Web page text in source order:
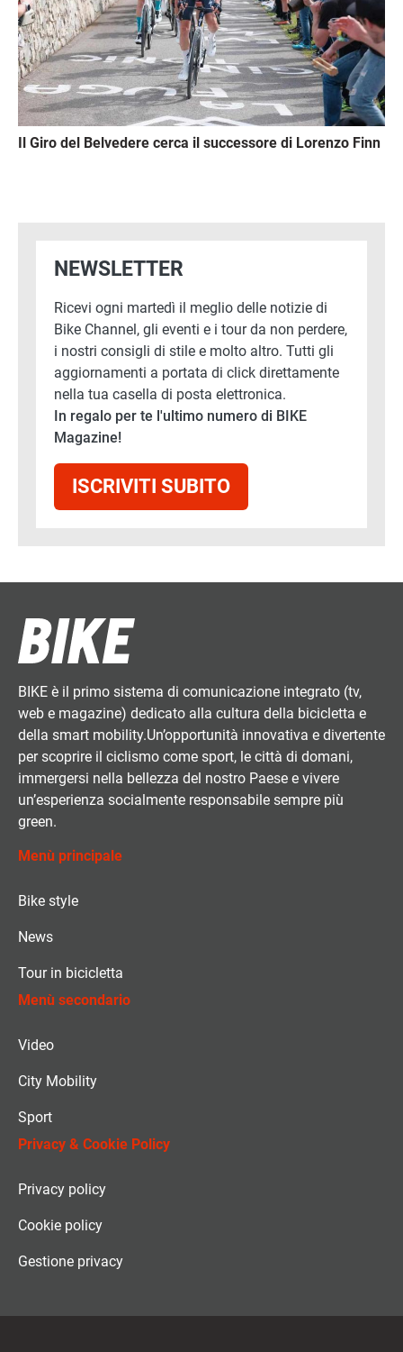
Il Giro del Belvedere cerca il successore di Lorenzo Finn
NEWSLETTER
Ricevi ogni martedì il meglio delle notizie di
Bike Channel, gli eventi e i tour da non perdere,
i nostri consigli di stile e molto altro. Tutti gli
aggiornamenti a portata di click direttamente
nella tua casella di posta elettronica.
In regalo per te l'ultimo numero di BIKE
Magazine!
ISCRIVITI SUBITO
BIKE è il primo sistema di comunicazione integrato (tv,
web e magazine) dedicato alla cultura della bicicletta e
della smart mobility.Un’opportunità innovativa e divertente
per scoprire il ciclismo come sport, le città di domani,
immergersi nella bellezza del nostro Paese e vivere
un’esperienza socialmente responsabile sempre più
green.
Menù principale
Bike style
News
Tour in bicicletta
Menù secondario
Video
City Mobility
Sport
Privacy & Cookie Policy
Privacy policy
Cookie policy
Gestione privacy